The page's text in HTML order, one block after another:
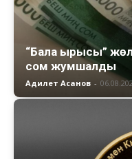
“Бала ырысы”
сом жумшалды
Адилет Асанов -